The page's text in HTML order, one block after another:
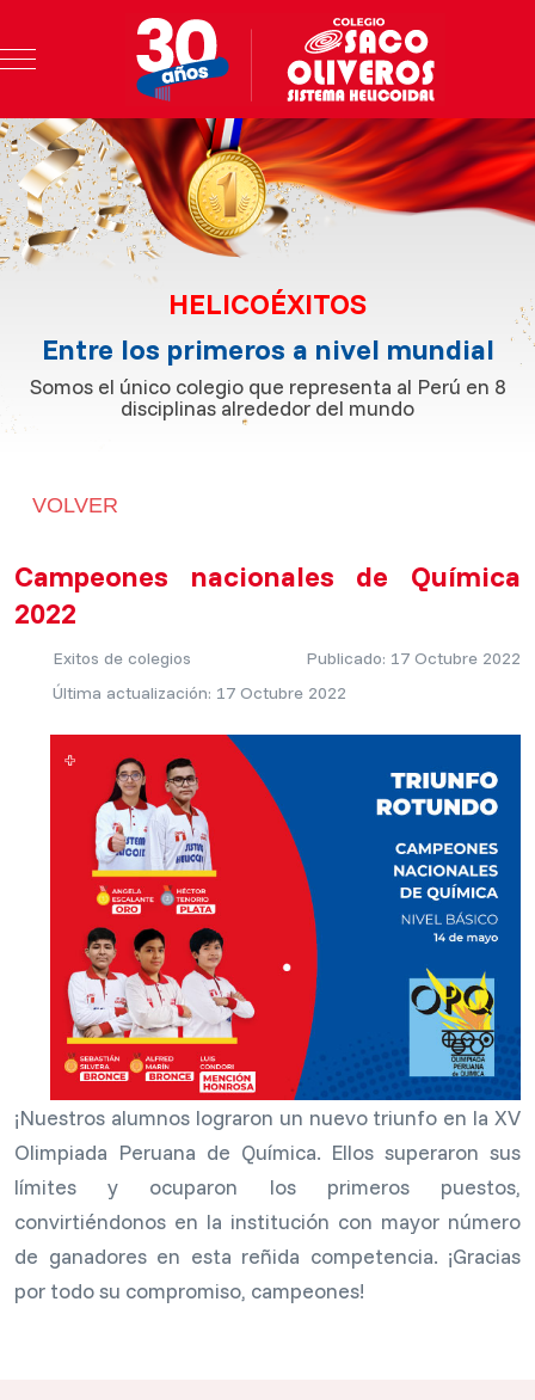
Mobile Menu Toggle
HELICOÉXITOS
Entre los primeros a nivel mundial
Somos el único colegio que representa al Perú en 8
disciplinas alrededor del mundo
VOLVER
Campeones nacionales de Química
2022
Exitos de colegios
Publicado: 17 Octubre 2022
Última actualización: 17 Octubre 2022
¡Nuestros alumnos lograron un nuevo triunfo en la XV
Olimpiada Peruana de Química. Ellos superaron sus
límites y ocuparon los primeros puestos,
convirtiéndonos en la institución con mayor número
de ganadores en esta reñida competencia. ¡Gracias
por todo su compromiso, campeones!